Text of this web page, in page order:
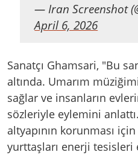
— Iran Screenshot
April 6, 2026
Sanatçı Ghamsari, "Bu
altında. Umarım
sağlar ve insanların
sözleriyle eylemini
altyapının korunması
yurttaşları enerji tesisleri